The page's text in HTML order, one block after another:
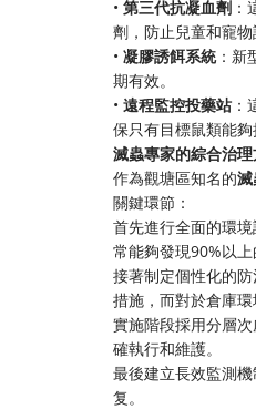
• 第三代抗凝血劑
劑，防止兒童和寵物
• 凝膠誘餌系統：新
期有效。
• 遠程監控投藥站
保只有目標鼠類能夠
滅蟲專家的綜合治
作為觀塘區知名的
關鍵環節：
首先進行全面的環
常能夠發現90%以上
接著制定個性化的
措施，而對於倉庫環
實施階段採用分層
確執行和維護。
最後建立長效監測
复。